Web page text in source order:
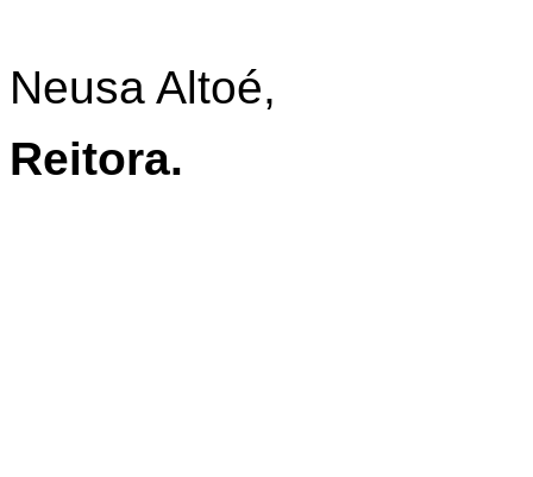
Neusa Altoé,
Reitora.